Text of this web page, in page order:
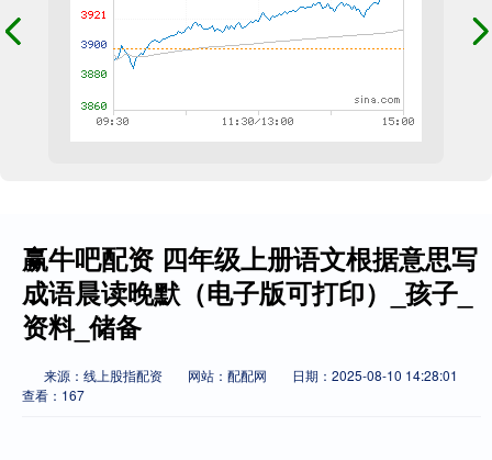
赢牛吧配资 四年级上册语文根据意思写
成语晨读晚默（电子版可打印）_孩子_
资料_储备
来源：线上股指配资 网站：配配网
日期：2025-08-10 14:28:01
查看：167